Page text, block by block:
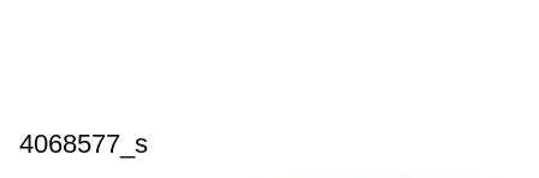
4068577_s